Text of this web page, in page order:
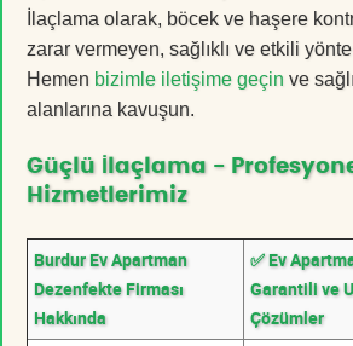
İlaçlama olarak, böcek ve haşere
zarar vermeyen, sağlıklı ve etkili
Hemen bizimle iletişime geçin ve
alanlarına kavuşun.
Güçlü İlaçlama -
Hizmetlerimiz
Burdur Ev Apartman
Dezenfekte Firması
Hakkında
✅ Ev
Garantili ve
Çözümler